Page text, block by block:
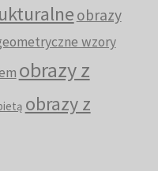
obrazy
wzory
obrazy z
obrazy z